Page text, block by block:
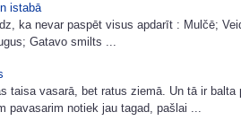
istabā
ka nevar paspēt visus apdarīt : Mulčē;
Gatavo smilts ...
taisa vasarā, bet ratus ziemā. Un tā ir balta
pavasarim notiek jau tagad, pašlai ...